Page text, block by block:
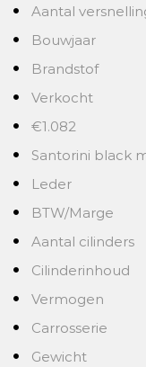
Aantal
Bouwjaar
Brandstof
Verkocht
€1.082
Santorini black
Leder
BTW/Marge
Aantal cilinders
Cilinderinhoud
Vermogen
Carrosserie
Gewicht